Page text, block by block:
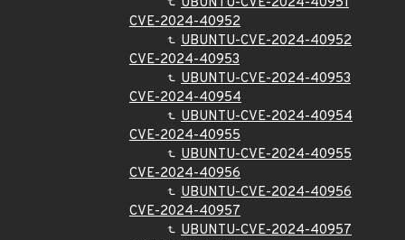
CVE-2024-40952
UBUNTU-CVE-2024-40952
CVE-2024-40953
UBUNTU-CVE-2024-40953
CVE-2024-40954
UBUNTU-CVE-2024-40954
CVE-2024-40955
UBUNTU-CVE-2024-40955
CVE-2024-40956
UBUNTU-CVE-2024-40956
CVE-2024-40957
UBUNTU-CVE-2024-40957